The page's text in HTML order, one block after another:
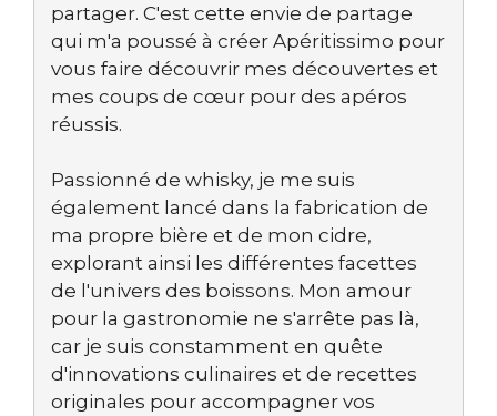
partager. C'est cette envie de partage
qui m'a poussé à créer Apéritissimo pour
vous faire découvrir mes découvertes et
mes coups de cœur pour des apéros
réussis.
Passionné de whisky, je me suis
également lancé dans la fabrication de
ma propre bière et de mon cidre,
explorant ainsi les différentes facettes
de l'univers des boissons. Mon amour
pour la gastronomie ne s'arrête pas là,
car je suis constamment en quête
d'innovations culinaires et de recettes
originales pour accompagner vos